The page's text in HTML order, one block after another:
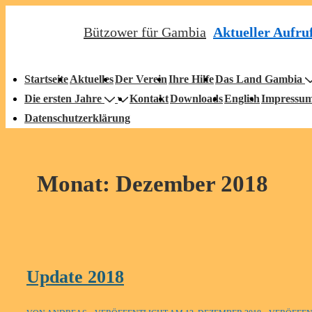
Bützower für Gambia Aktueller
StartseiteAktuellesDer VereinIhre HilfeDas Land Gambia
Die ersten Jahre
KontaktDownloadsEnglish
Datenschutzerklärung
Monat: Dezember 2018
Update 2018